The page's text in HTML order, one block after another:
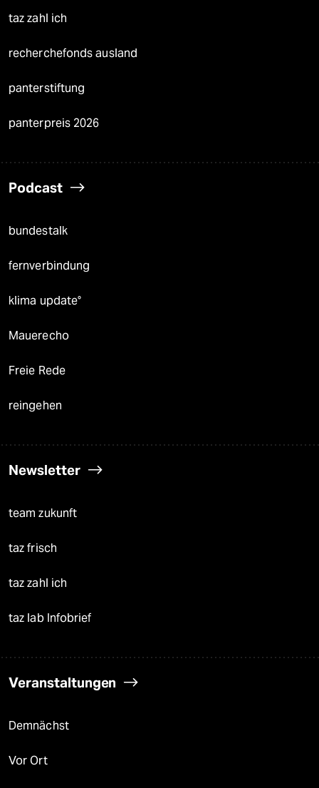
taz zahl ich
recherchefonds ausland
panterstiftung
panterpreis 2026
Podcast
bundestalk
fernverbindung
klima update°
Mauerecho
Freie Rede
reingehen
Newsletter
team zukunft
taz frisch
taz zahl ich
taz lab Infobrief
Veranstaltungen
Demnächst
Vor Ort